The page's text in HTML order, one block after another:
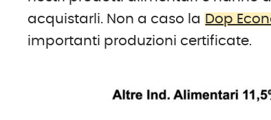
acquistarli. Non a caso la Dop
importanti produzioni certificate.